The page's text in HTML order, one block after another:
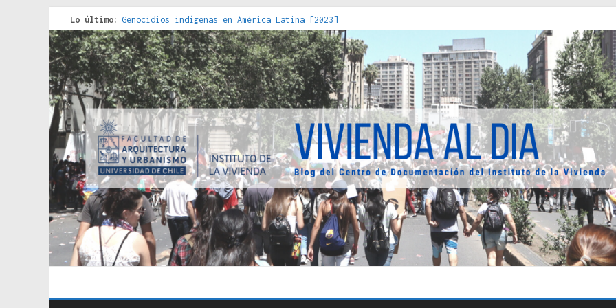
Lo último: Genocidios indígenas en América Latina [2023]
Estudios sobre la espacialización de los Estados : políticas, prácticas y representaciones [2022]
Donde el pedernal choca con el acero : hacia una teoría crítica de las fronteras latinoamericanas
Criterios técnicos para una vivienda adecuada [2019]
Red de consultorios de la Caja del Seguro Obrero en Santiago : un patrimonio emblemático [2014]